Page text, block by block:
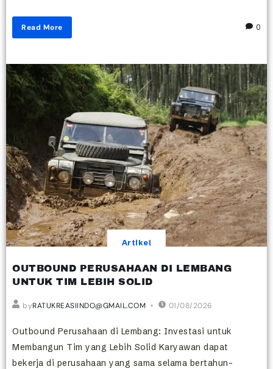
Read More 0
Artikel
OUTBOUND PERUSAHAAN DI LEMBANG
UNTUK TIM LEBIH SOLID
byRATUKREASIINDO@GMAIL.COM 01/08/2026
Outbound Perusahaan di Lembang: Investasi untuk
Membangun Tim yang Lebih Solid Karyawan dapat
bekerja di perusahaan yang sama selama bertahun-